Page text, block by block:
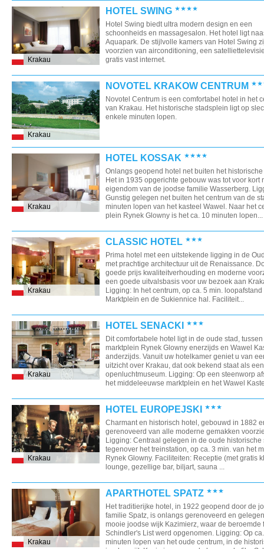
Krakau
HOTEL SWING
Hotel Swing biedt ultra modern design en een
schoonheids en massagesalon. Het hotel ligt
Aquapark. De stijlvolle kamers van Hotel Swing
voorzien van airconditioning, een
gratis vast internet.
Krakau
NOVOTEL KRAKOW CENTRUM
Novotel Centrum is een comfortabel hotel in het
van Krakau. Het historische stadsplein ligt op
enkele minuten lopen.
Krakau
HOTEL KOSSAK
Onlangs geopend hotel net buiten het
Het in 1935 opgerichte gebouw was tot voor kort
eigendom van de joodse familie Wasserberg.
Gunstig gelegen net buiten het centrum van de
minuten lopen van het kasteel Wawel. Naar het
plein Rynek Glowny is het ca. 10 minuten lopen...
Krakau
CLASSIC HOTEL
Prima hotel met een uitstekende ligging in de
met prachtige architectuur uit de Renaissance.
goede prijs kwaliteitverhouding en moderne
een goede uitvalsbasis voor uw bezoek aan
Ligging: In het centrum, op ca. 5 min. loopafstand
Marktplein en de Sukiennice hal. Faciliteit...
Krakau
HOTEL SENACKI
Dit comfortabele hotel ligt in de oude stad,
marktplein Rynek Glowny enerzijds en Wawel
anderzijds. Vanuit uw hotelkamer geniet u van
uitzicht over Krakau, dat ook bekend staat als
openluchtmuseum. Ligging: Op een steenworp
het middeleeuwse marktplein en het Wawel
Krakau
HOTEL EUROPEJSKI
Charmant en historisch hotel, gebouwd in 1882
gerenoveerd van alle moderne gemakken
Ligging: Centraal gelegen in de oude historische
tegenover het treinstation, op ca. 3 min. van het
Rynek Glowny. Faciliteiten: Receptie (met gratis
lounge, gezellige bar, biljart, sauna ...
Krakau
APARTHOTEL SPATZ
Het traditierijke hotel, in 1922 geopend door de
familie Spatz, is onlangs gerenoveerd en
mooie joodse wijk Kazimierz, waar de beroemde
Schindler's List werd opgenomen. Ligging: Op
minuten lopen van het oude centrum, in de